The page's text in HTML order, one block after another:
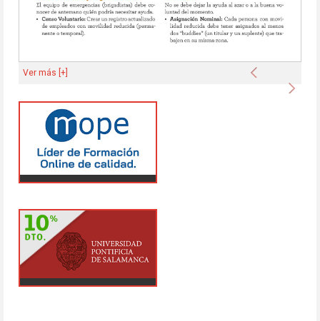
Anterior
Ver más [+]